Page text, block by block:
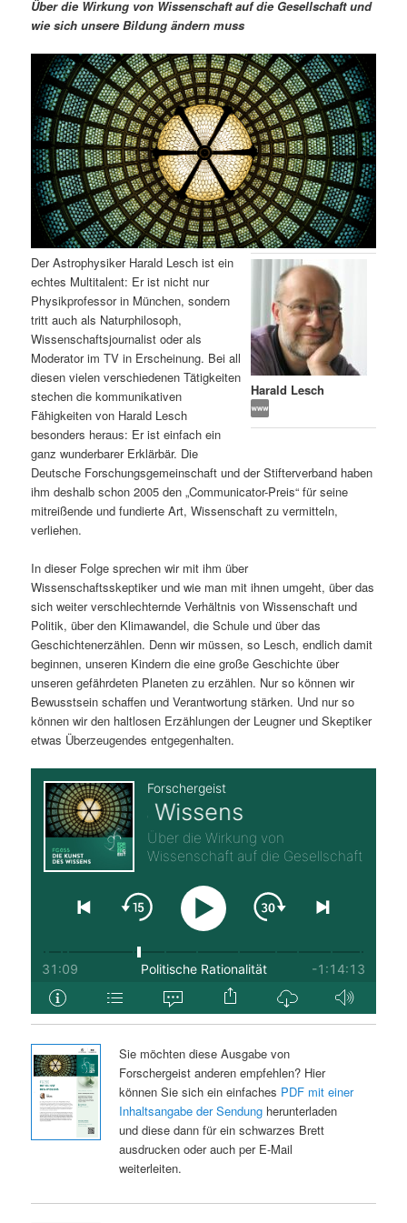
r
e
n
I
n
h
a
l
t
s
p
r
n
g
e
n
d
ä
r
e
n
I
n
h
a
l
t
s
r
i
n
g
e
n
n
a
a
t
i
o
n
Über die Wirkung von Wissenschaft auf die Gesellschaft und
wie sich unsere Bildung ändern muss
Harald Lesch
Der Astrophysiker Harald Lesch ist ein
echtes Multitalent: Er ist nicht nur
Physikprofessor in München, sondern
tritt auch als Naturphilosoph,
Wissenschaftsjournalist oder als
Moderator im TV in Erscheinung. Bei all
diesen vielen verschiedenen Tätigkeiten
stechen die kommunikativen
Fähigkeiten von Harald Lesch
besonders heraus: Er ist einfach ein
ganz wunderbarer Erklärbär. Die
Deutsche Forschungsgemeinschaft und der Stifterverband haben
ihm deshalb schon 2005 den „Communicator-Preis“ für seine
mitreißende und fundierte Art, Wissenschaft zu vermitteln,
verliehen.
In dieser Folge sprechen wir mit ihm über
Wissenschaftsskeptiker und wie man mit ihnen umgeht, über das
sich weiter verschlechternde Verhältnis von Wissenschaft und
Politik, über den Klimawandel, die Schule und über das
Geschichtenerzählen. Denn wir müssen, so Lesch, endlich damit
beginnen, unseren Kindern die eine große Geschichte über
unseren gefährdeten Planeten zu erzählen. Nur so können wir
Bewusstsein schaffen und Verantwortung stärken. Und nur so
können wir den haltlosen Erzählungen der Leugner und Skeptiker
etwas Überzeugendes entgegenhalten.
Sie möchten diese Ausgabe von
Forschergeist anderen empfehlen? Hier
können Sie sich ein einfaches PDF mit einer
Inhaltsangabe der Sendungherunterladen
und diese dann für ein schwarzes Brett
ausdrucken oder auch per E-Mail
weiterleiten.